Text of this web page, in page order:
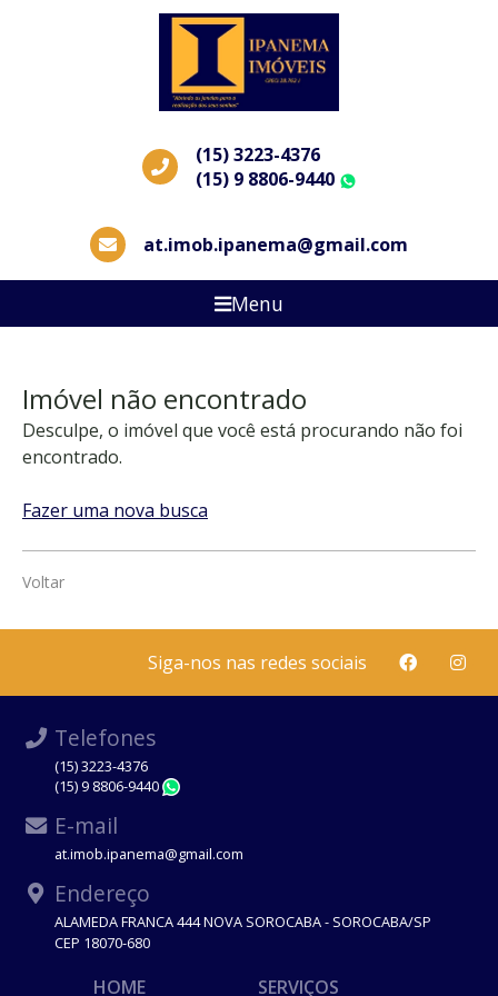
(15) 3223-4376
(15) 9 8806-9440
at.imob.ipanema@gmail.com
Menu
Imóvel não encontrado
Desculpe, o imóvel que você está procurando não foi
encontrado.
Fazer uma nova busca
Voltar
Siga-nos nas redes sociais
Telefones
(15) 3223-4376
(15) 9 8806-9440
E-mail
at.imob.ipanema@gmail.com
Endereço
ALAMEDA FRANCA 444 NOVA SOROCABA - SOROCABA/SP
CEP 18070-680
HOME SERVIÇOS